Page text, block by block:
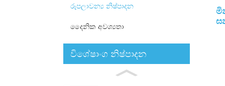
රූපලාවන්‍ය නිෂ්පාදන
දෛනික අවශ්‍යතා
විශේෂාංග නිෂ්පාදන